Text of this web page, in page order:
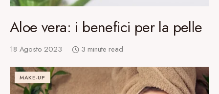
Aloe vera: i benefici per la pelle
18 Agosto 2023 3 minute read
MAKE-UP